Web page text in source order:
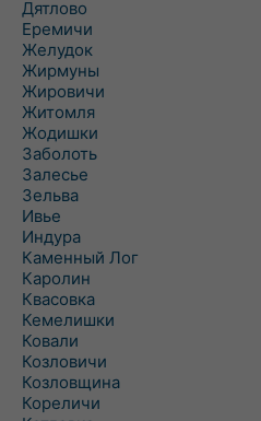
Дятлово
Еремичи
Желудок
Жирмуны
Жировичи
Житомля
Жодишки
Заболоть
Залесье
Зельва
Ивье
Индура
Каменный Лог
Каролин
Квасовка
Кемелишки
Ковали
Козловичи
Козловщина
Кореличи